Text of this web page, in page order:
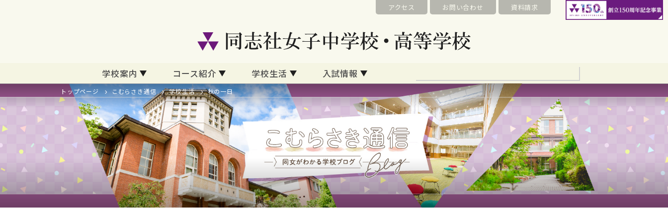
アクセス お問い合わせ 資料請求
学校案内 コース紹介 学校生活 入試情報
トップページ こむらさき通信 学校生活 秋の一日